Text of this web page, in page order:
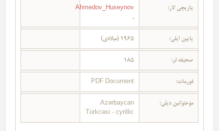
یازیچی لار:
Ahmedov_Huseynov
,
یایین ایلی: 1965 (میلادی)
صحیفه لر: 185
فورمات: PDF Document
مؤحتوانین دیلی:
Azərbaycan
Türkcəsi - cyrillic